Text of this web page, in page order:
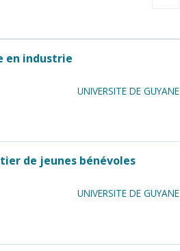
en industrie
UNIVERSITE DE GUYANE
de jeunes bénévoles
UNIVERSITE DE GUYANE